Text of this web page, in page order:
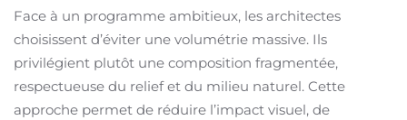
Face à un programme ambitieux, les architectes
choisissent d’éviter une volumétrie massive. Ils
privilégient plutôt une composition fragmentée,
respectueuse du relief et du milieu naturel. Cette
approche permet de réduire l’impact visuel, de